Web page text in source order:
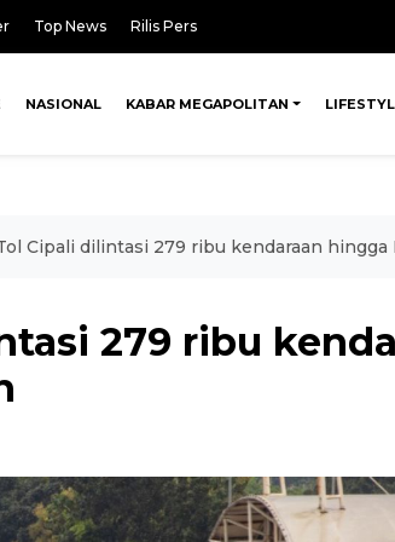
Top News Rilis Pers
NASIONAL KABAR MEGAPOLITAN
Cipali dilintasi 279 ribu kendaraan hingga
279 ribu